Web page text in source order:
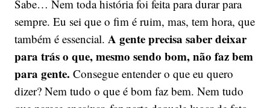
Sabe… Nem toda história foi feita para durar para
sempre. Eu sei que o fim é ruim, mas, tem hora, que
também é essencial. A gente precisa saber deixar
para trás o que, mesmo sendo bom, não faz bem
para gente. Consegue entender o que eu quero
dizer? Nem tudo o que é bom faz bem. Nem tudo